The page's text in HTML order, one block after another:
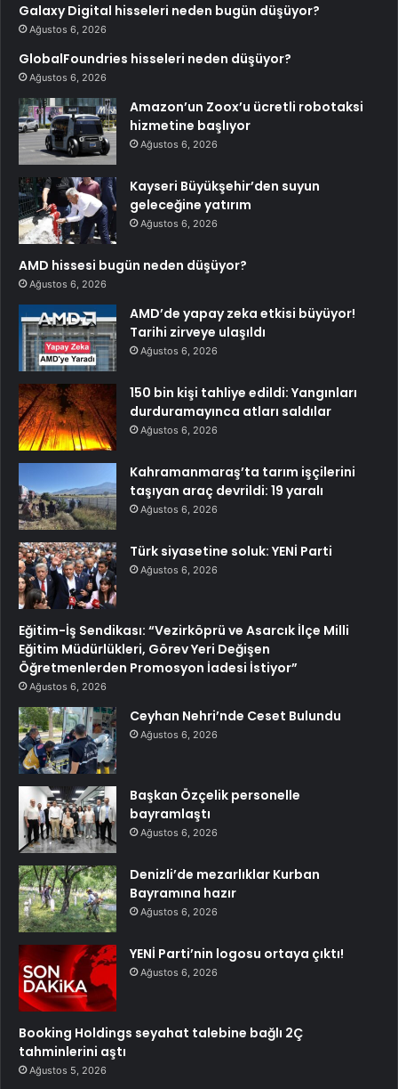
Galaxy Digital hisseleri neden bugün düşüyor?
Ağustos 6, 2026
GlobalFoundries hisseleri neden düşüyor?
Ağustos 6, 2026
Amazon’un Zoox’u ücretli robotaksi
hizmetine başlıyor
Ağustos 6, 2026
Kayseri Büyükşehir’den suyun
geleceğine yatırım
Ağustos 6, 2026
AMD hissesi bugün neden düşüyor?
Ağustos 6, 2026
AMD’de yapay zeka etkisi büyüyor!
Tarihi zirveye ulaşıldı
Ağustos 6, 2026
150 bin kişi tahliye edildi: Yangınları
durduramayınca atları saldılar
Ağustos 6, 2026
Kahramanmaraş’ta tarım işçilerini
taşıyan araç devrildi: 19 yaralı
Ağustos 6, 2026
Türk siyasetine soluk: YENİ Parti
Ağustos 6, 2026
Eğitim-İş Sendikası: “Vezirköprü ve Asarcık İlçe Milli
Eğitim Müdürlükleri, Görev Yeri Değişen
Öğretmenlerden Promosyon İadesi İstiyor”
Ağustos 6, 2026
Ceyhan Nehri’nde Ceset Bulundu
Ağustos 6, 2026
Başkan Özçelik personelle
bayramlaştı
Ağustos 6, 2026
Denizli’de mezarlıklar Kurban
Bayramına hazır
Ağustos 6, 2026
YENİ Parti’nin logosu ortaya çıktı!
Ağustos 6, 2026
Booking Holdings seyahat talebine bağlı 2Ç
tahminlerini aştı
Ağustos 5, 2026